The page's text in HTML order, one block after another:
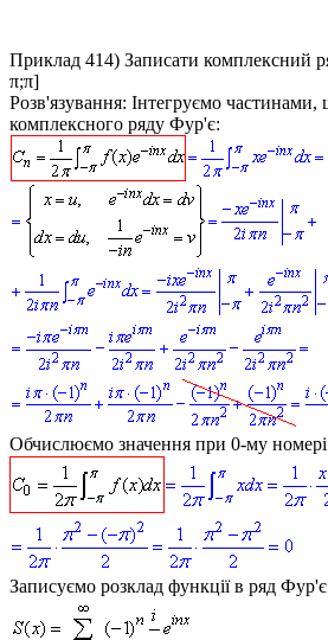
Приклад 414) Записати комплексний
π;π]
Розв'язування: Інтегруємо частинами,
комплексного ряду Фур'є:
Обчислюємо значення при 0-му
Записуємо розклад функції в ряд